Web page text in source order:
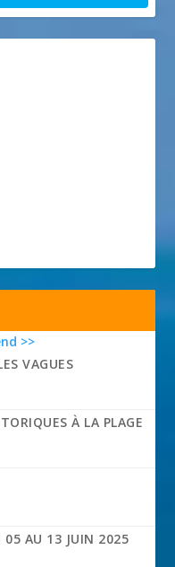
>>
VAGUES
À LA PLAGE
05 AU 13 JUIN 2025